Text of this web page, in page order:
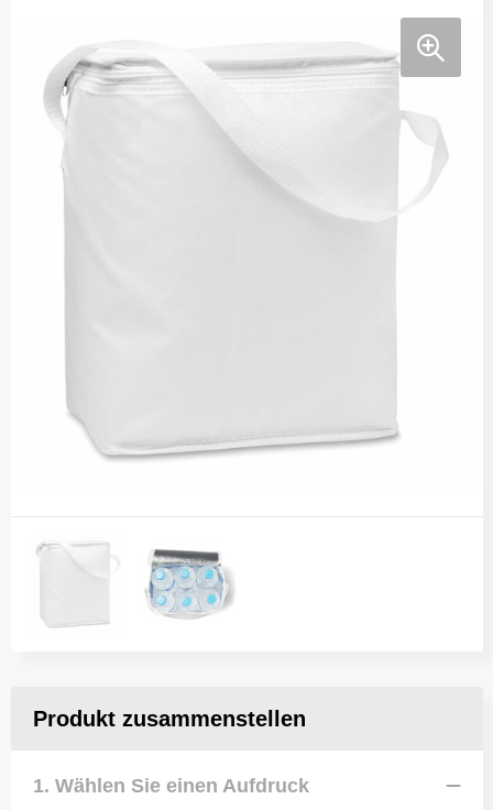
Produkt zusammenstellen
1. Wählen Sie einen Aufdruck